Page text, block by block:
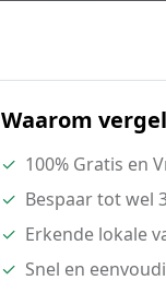
Waarom
✓ 100% Gratis en
✓ Bespaar tot wel
✓ Erkende lokale
✓ Snel en